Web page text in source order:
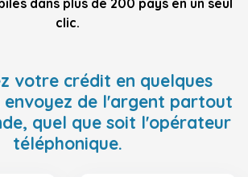
dans plus de 200 pays en un seul
clic.
votre crédit en quelques
envoyez de l'argent partout
quel que soit l'opérateur
téléphonique.